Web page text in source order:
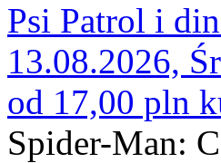
Psi Patrol i
13.08.2026,
od 17,00 pln
Spider-Man: